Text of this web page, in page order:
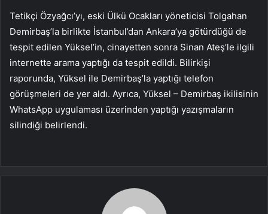
Tetikçi Özyağcı’yı, eski Ülkü Ocakları yöneticisi Tolgahan
Demirbaş’la birlikte İstanbul’dan Ankara’ya götürdüğü de
tespit edilen Yüksel’in, cinayetten sonra Sinan Ateş’le ilgili
internette arama yaptığı da tespit edildi. Bilirkişi
raporunda, Yüksel ile Demirbaş’la yaptığı telefon
görüşmeleri de yer aldı. Ayrıca, Yüksel – Demirbaş ikilisinin
WhatsApp uygulaması üzerinden yaptığı yazışmaların
silindiği belirlendi.